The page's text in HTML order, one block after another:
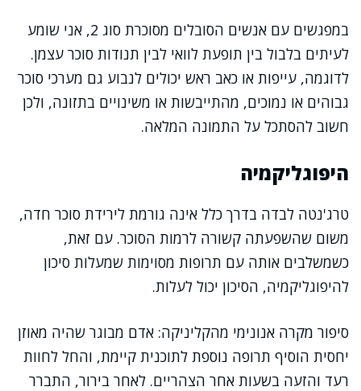
במפגשים עם אנשים הסובלים מסוכרת סוג 2, אני שומע
לעיתים בלבול בין תופעת לוואי לבין תנודות סוכר עצמן.
לדוגמה, עייפות או כאב ראש יכולים לנבוע גם מערכי סוכר
גבוהים או נמוכים, מהתייבשות או משינויים בתזונה, ולכן
חשוב להסתכל על התמונה המלאה.
היפוגליקמיה
טרג'נטה לבדה בדרך כלל אינה גורמת לירידת סוכר חדה,
משום שהשפעתה קשורה לרמות הסוכר. עם זאת,
כשמשלבים אותה עם תרופות מסוימות שמעלות סיכון
להיפוגליקמיה, הסיכון יכול לעלות.
סיפור מקרה אנונימי מהקליניקה: אדם מבוגר שהיה מאוזן
יחסית הוסיף תרופה נוספת לתוכנית קיימת, והחל לחוות
רעד והזעה בשעות אחר הצהריים. לאחר בירור, התברר